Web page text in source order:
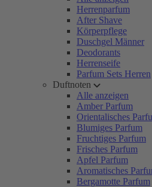
Herrenparfum
After Shave
Körperpflege
Duschgel Männer
Deodorants
Herrenseife
Parfum Sets Herren
Duftnoten
Alle anzeigen
Amber Parfum
Orientalisches
Blumiges Parfum
Fruchtiges Parfum
Frisches Parfum
Apfel Parfum
Aromatisches
Bergamotte Parfum